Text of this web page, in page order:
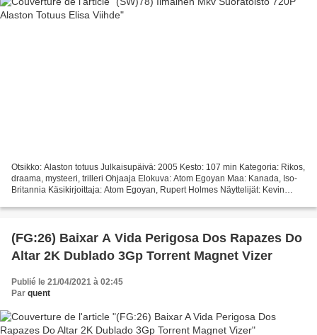
Otsikko: Alaston totuus Julkaisupäivä: 2005 Kesto: 107 min Kategoria: Rikos,
draama, mysteeri, trilleri Ohjaaja Elokuva: Atom Egoyan Maa: Kanada, Iso-
Britannia Käsikirjoittaja: Atom Egoyan, Rupert Holmes Näyttelijät: Kevin
(FG:26) Baixar A Vida Perigosa Dos Rapazes Do
Altar 2K Dublado 3Gp Torrent Magnet Vizer
Publié le 21/04/2021 à 02:45
Par quent